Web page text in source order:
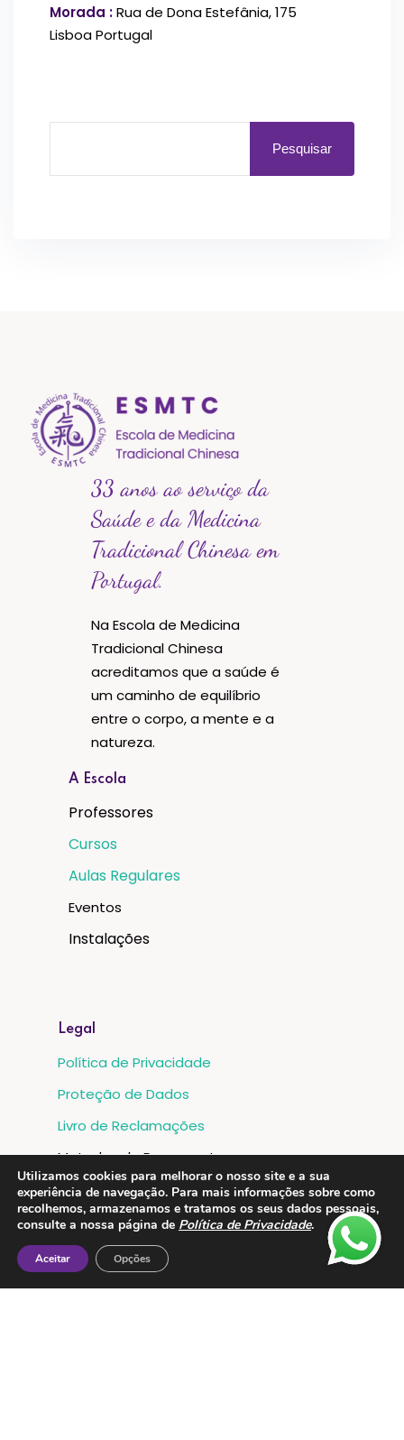
Morada :Rua de Dona Estefânia, 175
Lisboa Portugal
Pesquisar
33 anos ao serviço da
Saúde e da Medicina
Tradicional Chinesa em
Portugal.
Na Escola de Medicina
Tradicional Chinesa
acreditamos que a saúde é
um caminho de equilíbrio
entre o corpo, a mente e a
natureza.
A Escola
Professores
Cursos
Aulas Regulares
Eventos
Instalações
Legal
Política de Privacidade
Proteção de Dados
Livro de Reclamações
Metodos de Pagamento:
Utilizamos cookies para melhorar o nosso site e a sua
experiência de navegação. Para mais informações sobre como
recolhemos, armazenamos e tratamos os seus dados pessoais,
consulte a nossa página de Política de Privacidade.
Aceitar Opções